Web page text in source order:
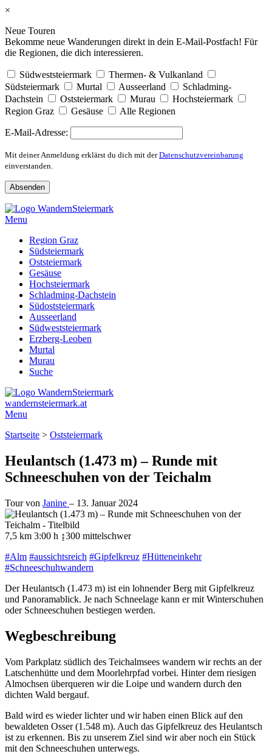
×
Neue Touren
Bekomme neue Wanderungen direkt in dein E-Mail-Postfach! Für
die Regionen, die dich interessieren.
Südweststeiermark
Thermen- & Vulkanland
Südsteiermark
Murtal Ausseerland
Schladming-
Dachstein
Oststeiermark Murau
Hochsteiermark
Region Graz
Gesäuse Alle Regionen
E-Mail-Adresse:
Mit deiner Anmeldung erklärst du dich mit derDatenschutzvereinbarung
einverstanden.
Skip
to
Menu
Region Graz
Südsteiermark
Oststeiermark
Gesäuse
Hochsteiermark
Schladming-Dachstein
Südoststeiermark
Ausseerland
Südweststeiermark
Erzberg-Leoben
Murtal
Murau
Suche
wandernsteiermark.at
Menu
Startseite > Oststeiermark
Heulantsch (1.473 m) – Runde mit
Schneeschuhen von der Teichalm
Tour von Janine – 13. Januar 2024
7,5 km 3:00 h ↨300 mittelschwer
#Alm #aussichtsreich #Gipfelkreuz #Hütteneinkehr
#Schneeschuhwandern
Der Heulantsch (1.473 m) ist ein lohnender Berg mit Gipfelkreuz
und Panoramablick. Je nach Schneelage kann er mit Winterschuhen
oder Schneeschuhen bestiegen werden.
Wegbeschreibung
Vom Parkplatz südlich des Teichalmsees wandern wir rechts an der
Latschenhütte und dem Moorlehrpfad vorbei. Hinter dem riesigen
Almochsen überqueren wir die Loipe und wandern durch den
dichten Wald bergauf.
Bald wird es wieder lichter und wir haben einen Blick auf den
bewaldeten Osser (1.548 m). Auch das Gipfelkreuz des Heulantsch
ist zu erkennen. Bis zu unserem Ziel sind wir aber noch ein Stück
mit den Schneeschuhen unterwegs.